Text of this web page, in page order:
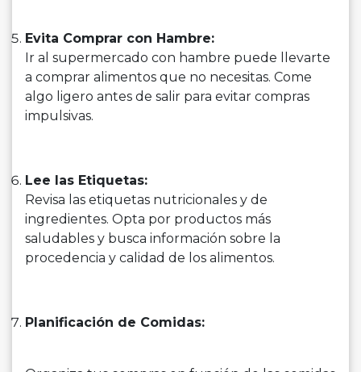
Evita Comprar con Hambre:
Ir al supermercado con hambre puede llevarte
a comprar alimentos que no necesitas. Come
algo ligero antes de salir para evitar compras
impulsivas.
Lee las Etiquetas:
Revisa las etiquetas nutricionales y de
ingredientes. Opta por productos más
saludables y busca información sobre la
procedencia y calidad de los alimentos.
Planificación de Comidas: